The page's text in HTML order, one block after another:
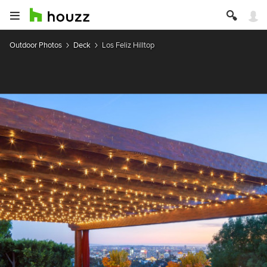
Outdoor Photos Deck Los Feliz Hilltop